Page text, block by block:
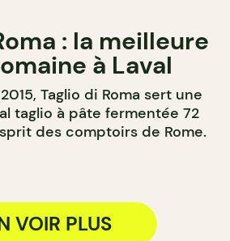
: la meilleure
à Laval
Taglio di Roma sert une
taglio à pâte fermentée 72
des comptoirs de Rome.
VOIR PLUS